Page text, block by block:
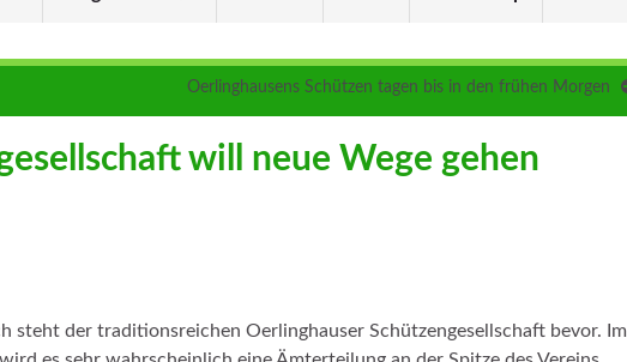
Oerlinghausens Schützen tagen bis in den frühen Morgen
will neue Wege gehen
steht der traditionsreichen Oerlinghauser Schützengesellschaft bevor. Im